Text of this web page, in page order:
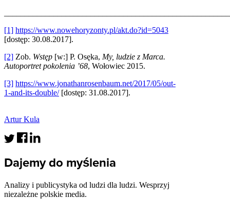
[1] https://www.nowehoryzonty.pl/akt.do?id=5043
[dostęp: 30.08.2017].
[2] Zob. Wstęp [w:] P. Osęka, My, ludzie z Marca.
Autoportret pokolenia ’68, Wołowiec 2015.
[3] https://www.jonathanrosenbaum.net/2017/05/out-
1-and-its-double/[dostęp: 31.08.2017].
Artur Kula
Dajemy do myślenia
Analizy i publicystyka od ludzi dla ludzi. Wesprzyj
niezależne polskie media.